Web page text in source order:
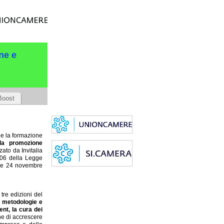
e
la formazione
promozione
da Invitalia
della Legge
24 novembre
edizioni del
metodologie e
la cura dei
di accrescere